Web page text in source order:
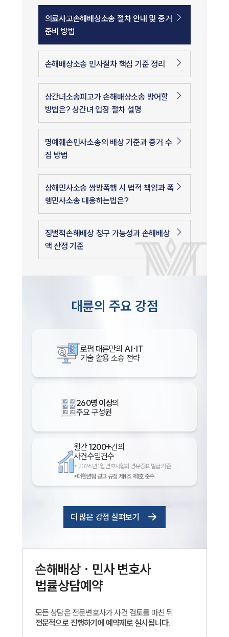
의료사고손해배상소송 절차 안내 및 증거
준비 방법
손해배상소송 민사절차 핵심 기준 정리
상간녀소송피고가 손해배상소송 방어할
방법은? 상간녀 입장 절차 설명
명예훼손민사소송의 배상 기준과 증거 수
집 방법
상해민사소송 쌍방폭행 시 법적 책임과 폭
행민사소송 대응하는법은?
징벌적손해배상 청구 가능성과 손해배상
액 산정 기준
대륜의 주요 강점
로펌 대륜만의 AI·IT
기술 활용 소송 전략
260명 이상의
주요 구성원
월간1200+건의
사건수임건수
* 2026년 1월 변호사협회 경유증표 발급 기준
*대한변협 광고 규정 제4조 제1호 준수
더 많은 강점 살펴보기
손해배상 · 민사변호사
법률상담예약
모든 상담은 전문변호사가 사건 검토를 마친 뒤
전문적으로 진행하기에 예약제로 실시됩니다.